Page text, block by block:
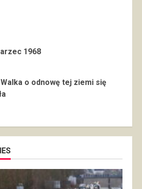
1968
o odnowę tej ziemi się